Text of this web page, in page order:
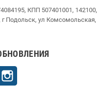
КПП 507401001, 142100,
Подольск, ул Комсомольская,